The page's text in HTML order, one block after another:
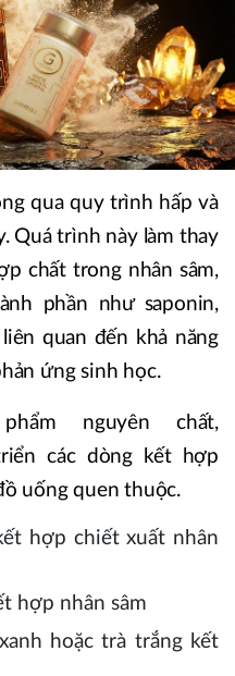
qua quy trình hấp và
Quá trình này làm thay
chất trong nhân sâm,
phần như saponin,
quan đến khả năng
ứng sinh học.
nguyên chất,
các dòng kết hợp
uống quen thuộc.
hợp chiết xuất nhân
hợp nhân sâm
hoặc trà trắng kết